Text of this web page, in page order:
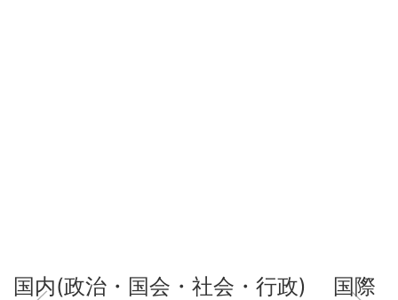
国内(政治・国会・社会・行政) 国際